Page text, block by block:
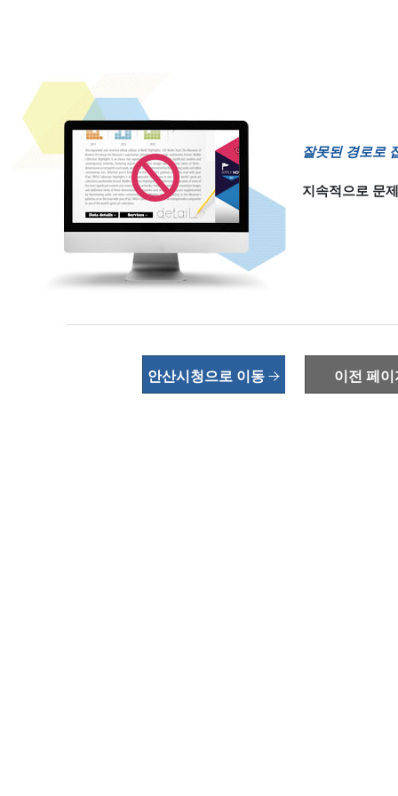
잘못된 경로로
지속적으로 문
안산시청으로 이동 이전 페이